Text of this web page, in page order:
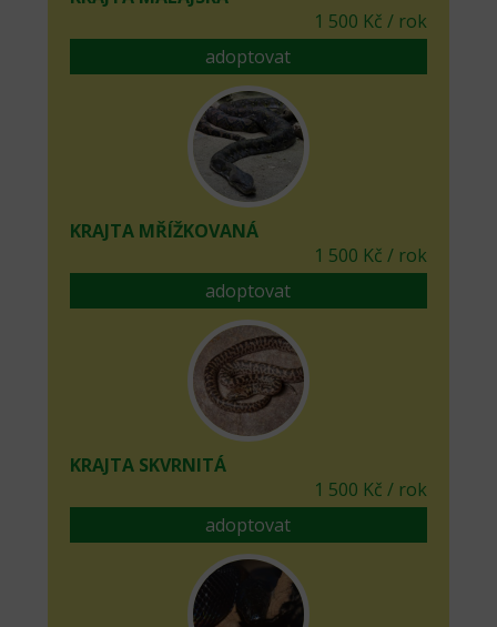
1 500 Kč / rok
adoptovat
KRAJTA MŘÍŽKOVANÁ
1 500 Kč / rok
adoptovat
KRAJTA SKVRNITÁ
1 500 Kč / rok
adoptovat